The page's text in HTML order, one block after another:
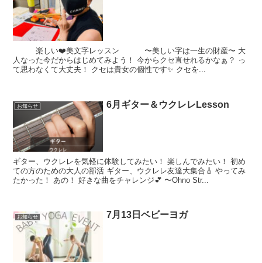
楽しい❤️美文字レッスン 〜美しい字は一生の財産〜 大
人なった今だからはじめてみよう！ 今からクセ直せれるかなぁ？ っ
て思わなくて大丈夫！ クセは貴女の個性です✨ クセを...
お知らせ 6月ギター＆ウクレレLesson
ギター、ウクレレを気軽に体験してみたい！ 楽しんでみたい！ 初め
ての方のための大人の部活 ギター、ウクレレ友達大集合🎸 やってみ
たかった！ あの！ 好きな曲をチャレンジ💕 〜Ohno Str...
お知らせ 7月13日ベビーヨガ